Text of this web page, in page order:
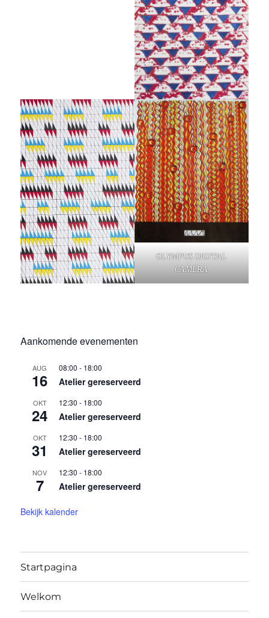
OLYMPUS DIGITAL
CAMERA
Aankomende evenementen
AUG
16
08:00 - 18:00
Atelier gereserveerd
OKT
24
12:30 - 18:00
Atelier gereserveerd
OKT
31
12:30 - 18:00
Atelier gereserveerd
NOV
7
12:30 - 18:00
Atelier gereserveerd
Bekijk kalender
Startpagina
Welkom